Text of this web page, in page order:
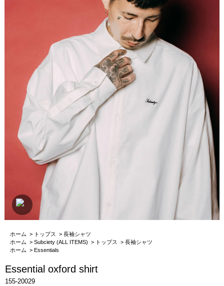
ホーム > トップス > 長袖シャツ
ホーム > Subciety (ALL ITEMS) > トップス > 長袖シャツ
ホーム > Essentials
Essential oxford shirt
155-20029